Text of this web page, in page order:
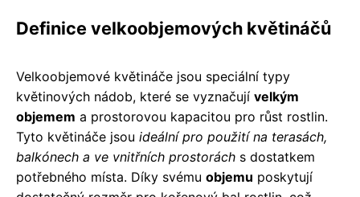
Definice velkoobjemových květináčů
Velkoobjemové květináče jsou speciální typy
květinových nádob, které se vyznačují velkým
objemem a prostorovou kapacitou pro růst rostlin.
Tyto květináče jsou ideální pro použití na terasách,
balkónech a ve vnitřních prostorách s dostatkem
potřebného místa. Díky svému objemu poskytují